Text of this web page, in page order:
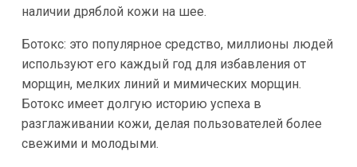
наличии дряблой кожи на шее.
Ботокс: это популярное средство, миллионы людей
используют его каждый год для избавления от
морщин, мелких линий и мимических морщин.
Ботокс имеет долгую историю успеха в
разглаживании кожи, делая пользователей более
свежими и молодыми.